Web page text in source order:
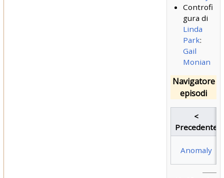
Controfi
gura di
Linda
Park:
Gail
Monian
Navigatore
episodi
<
Precedente
Anomaly